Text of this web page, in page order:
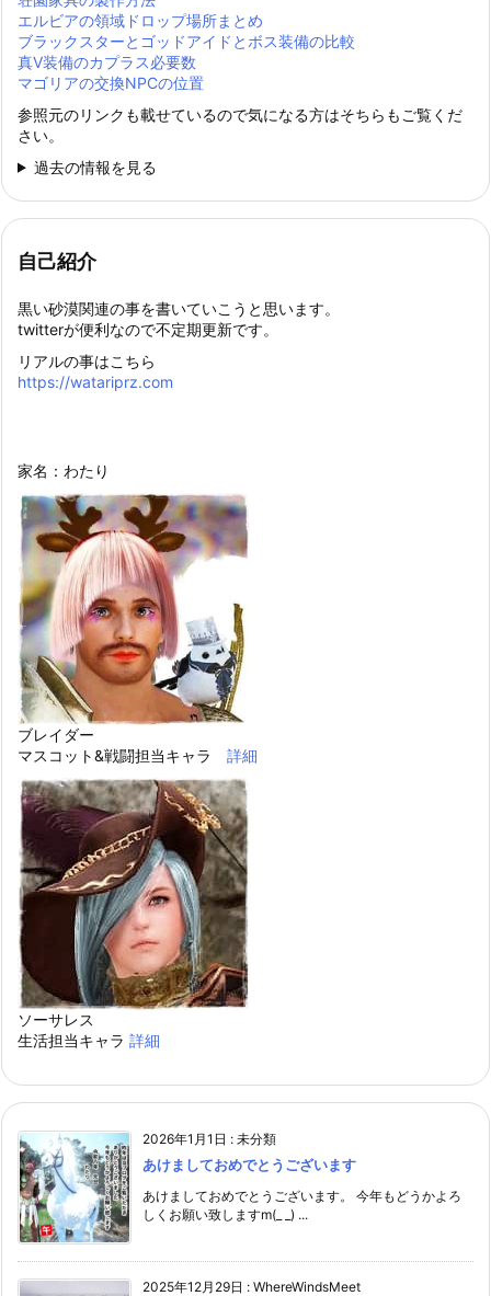
エルビアの領域ドロップ場所まとめ
ブラックスターとゴッドアイドとボス装備の比較
真Ⅴ装備のカプラス必要数
マゴリアの交換NPCの位置
参照元のリンクも載せているので気になる方はそちらもご覧くだ
さい。
過去の情報を見る
自己紹介
黒い砂漠関連の事を書いていこうと思います。
twitterが便利なので不定期更新です。
リアルの事はこちら
https://watariprz.com
家名：わたり
ブレイダー
マスコット&戦闘担当キャラ 詳細
ソーサレス
生活担当キャラ 詳細
2026年1月1日 : 未分類
あけましておめでとうございます
あけましておめでとうございます。 今年もどうかよろ
しくお願い致しますm(_ _) ...
2025年12月29日 : WhereWindsMeet